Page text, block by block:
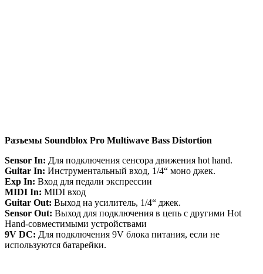
Разъемы Soundblox Pro Multiwave Bass Distortion
Sensor In: Для подключения сенсора движения hot hand.
Guitar In: Инструментальный вход, 1/4“ моно джек.
Exp In: Вход для педали экспрессии
MIDI In: MIDI вход
Guitar Out: Выход на усилитель, 1/4“ джек.
Sensor Out: Выход для подключения в цепь с другими Hot
Hand-совместимыми устройствами
9V DC: Для подключения 9V блока питания, если не
используются батарейки.